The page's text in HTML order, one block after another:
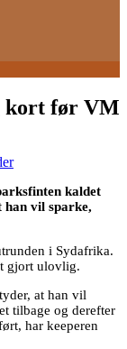
kort før VM
kaldet
vil sparke,
i Sydafrika.
gjort ulovlig.
at han vil
tilbage og derefter
har keeperen